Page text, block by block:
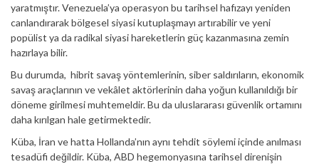
yaratmıştır. Venezuela’ya operasyon bu tarihsel hafızayı yeniden
canlandırarak bölgesel siyasi kutuplaşmayı artırabilir ve yeni
popülist ya da radikal siyasi hareketlerin güç kazanmasına zemin
hazırlaya bilir.
Bu durumda, hibrit savaş yöntemlerinin, siber saldırıların, ekonomik
savaş araçlarının ve vekâlet aktörlerinin daha yoğun kullanıldığı bir
döneme girilmesi muhtemeldir. Bu da uluslararası güvenlik ortamını
daha kırılgan hale getirmektedir.
Küba, İran ve hatta Hollanda’nın aynı tehdit söylemi içinde anılması
tesadüfi değildir. Küba, ABD hegemonyasına tarihsel direnişin